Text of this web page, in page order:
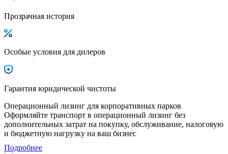
Прозрачная история
Особые условия для дилеров
Гарантия юридической чистоты
Операционный лизинг для корпоративных парков
Оформляйте транспорт в операционный лизинг без
дополнительных затрат на покупку, обслуживание, налоговую
и бюджетную нагрузку на ваш бизнес
Подробнее